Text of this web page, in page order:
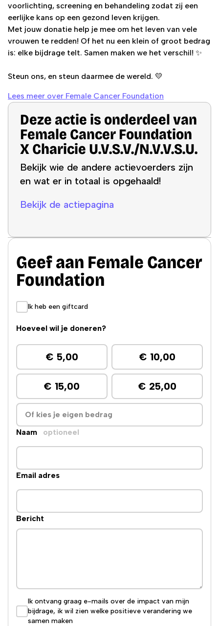
voorlichting, screening en behandeling zodat zij een
eerlijke kans op een gezond leven krijgen.
Met jouw donatie help je mee om het leven van vele
vrouwen te redden! Of het nu een klein of groot bedrag
is: elke bijdrage telt. Samen maken we het verschil! ✨
Steun ons, en steun daarmee de wereld. 💛
Lees meer over Female Cancer Foundation
Deze actie is onderdeel van
Female Cancer Foundation
X Charicie U.V.S.V./N.V.V.S.U.
Bekijk wie de andere actievoerders zijn
en wat er in totaal is opgehaald!
Bekijk de actiepagina
Geef aan Female Cancer
Foundation
Ik heb een giftcard
Hoeveel wil je doneren?
€ 5,00 € 10,00
€ 15,00 € 25,00
Naam optioneel
Email adres
Bericht
Ik ontvang graag e-mails over de impact van mijn
bijdrage, ik wil zien welke positieve verandering we
samen maken